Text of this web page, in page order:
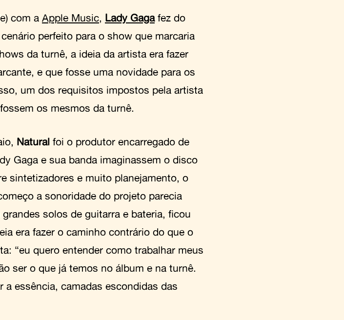
com a Apple Music, Lady Gagafez do
perfeito para o show que marcaria
da turnê, a ideia da artista era fazer
e que fosse uma novidade para os
um dos requisitos impostos pela artista
os mesmos da turnê.
Natural foi o produtor encarregado de
Gaga e sua banda imaginassem o disco
sintetizadores e muito planejamento, o
a sonoridade do projeto parecia
solos de guitarra e bateria, ficou
era fazer o caminho contrário do que o
“eu quero entender como trabalhar meus
ser o que já temos no álbum e na turnê.
a essência, camadas escondidas das